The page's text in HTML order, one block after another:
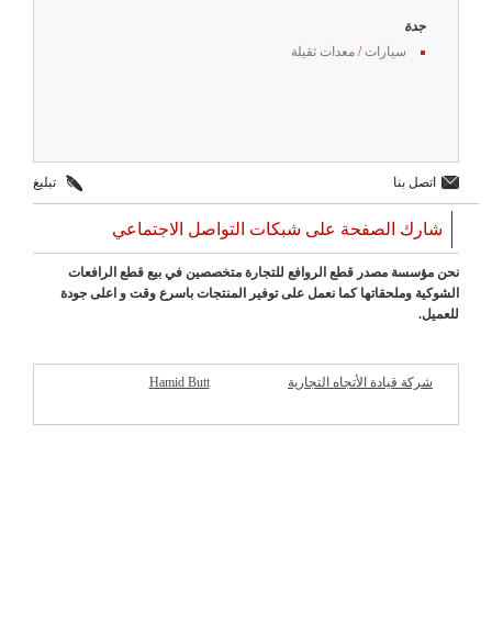
جدة
سيارات/ معدات ثقيلة
اتصل بنا تبليغ
شارك الصفحة على شبكات التواصل الاجتماعي
نحن مؤسسة مصدر قطع الروافع للتجارة متخصصين في بيع قطع الرافعات
الشوكية وملحقاتها كما نعمل على توفير المنتجات باسرع وقت و اعلى جودة
للعميل.
شركة قيادة الأتجاه التجارية Hamid Butt